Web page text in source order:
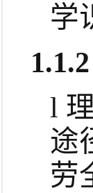
学
1.1.2
l
途
劳